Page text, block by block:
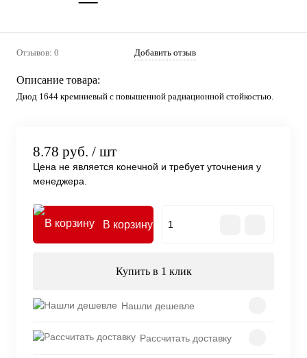
Отзывов: 0 Добавить отзыв
Описание товара:
Диод 1644 кремниевый с повышенной радиационной стойкостью.
8.78 руб. / шт
Цена не является конечной и требует уточнения у
менеджера.
В корзину
Купить в 1 клик
Нашли дешевле
Рассчитать доставку